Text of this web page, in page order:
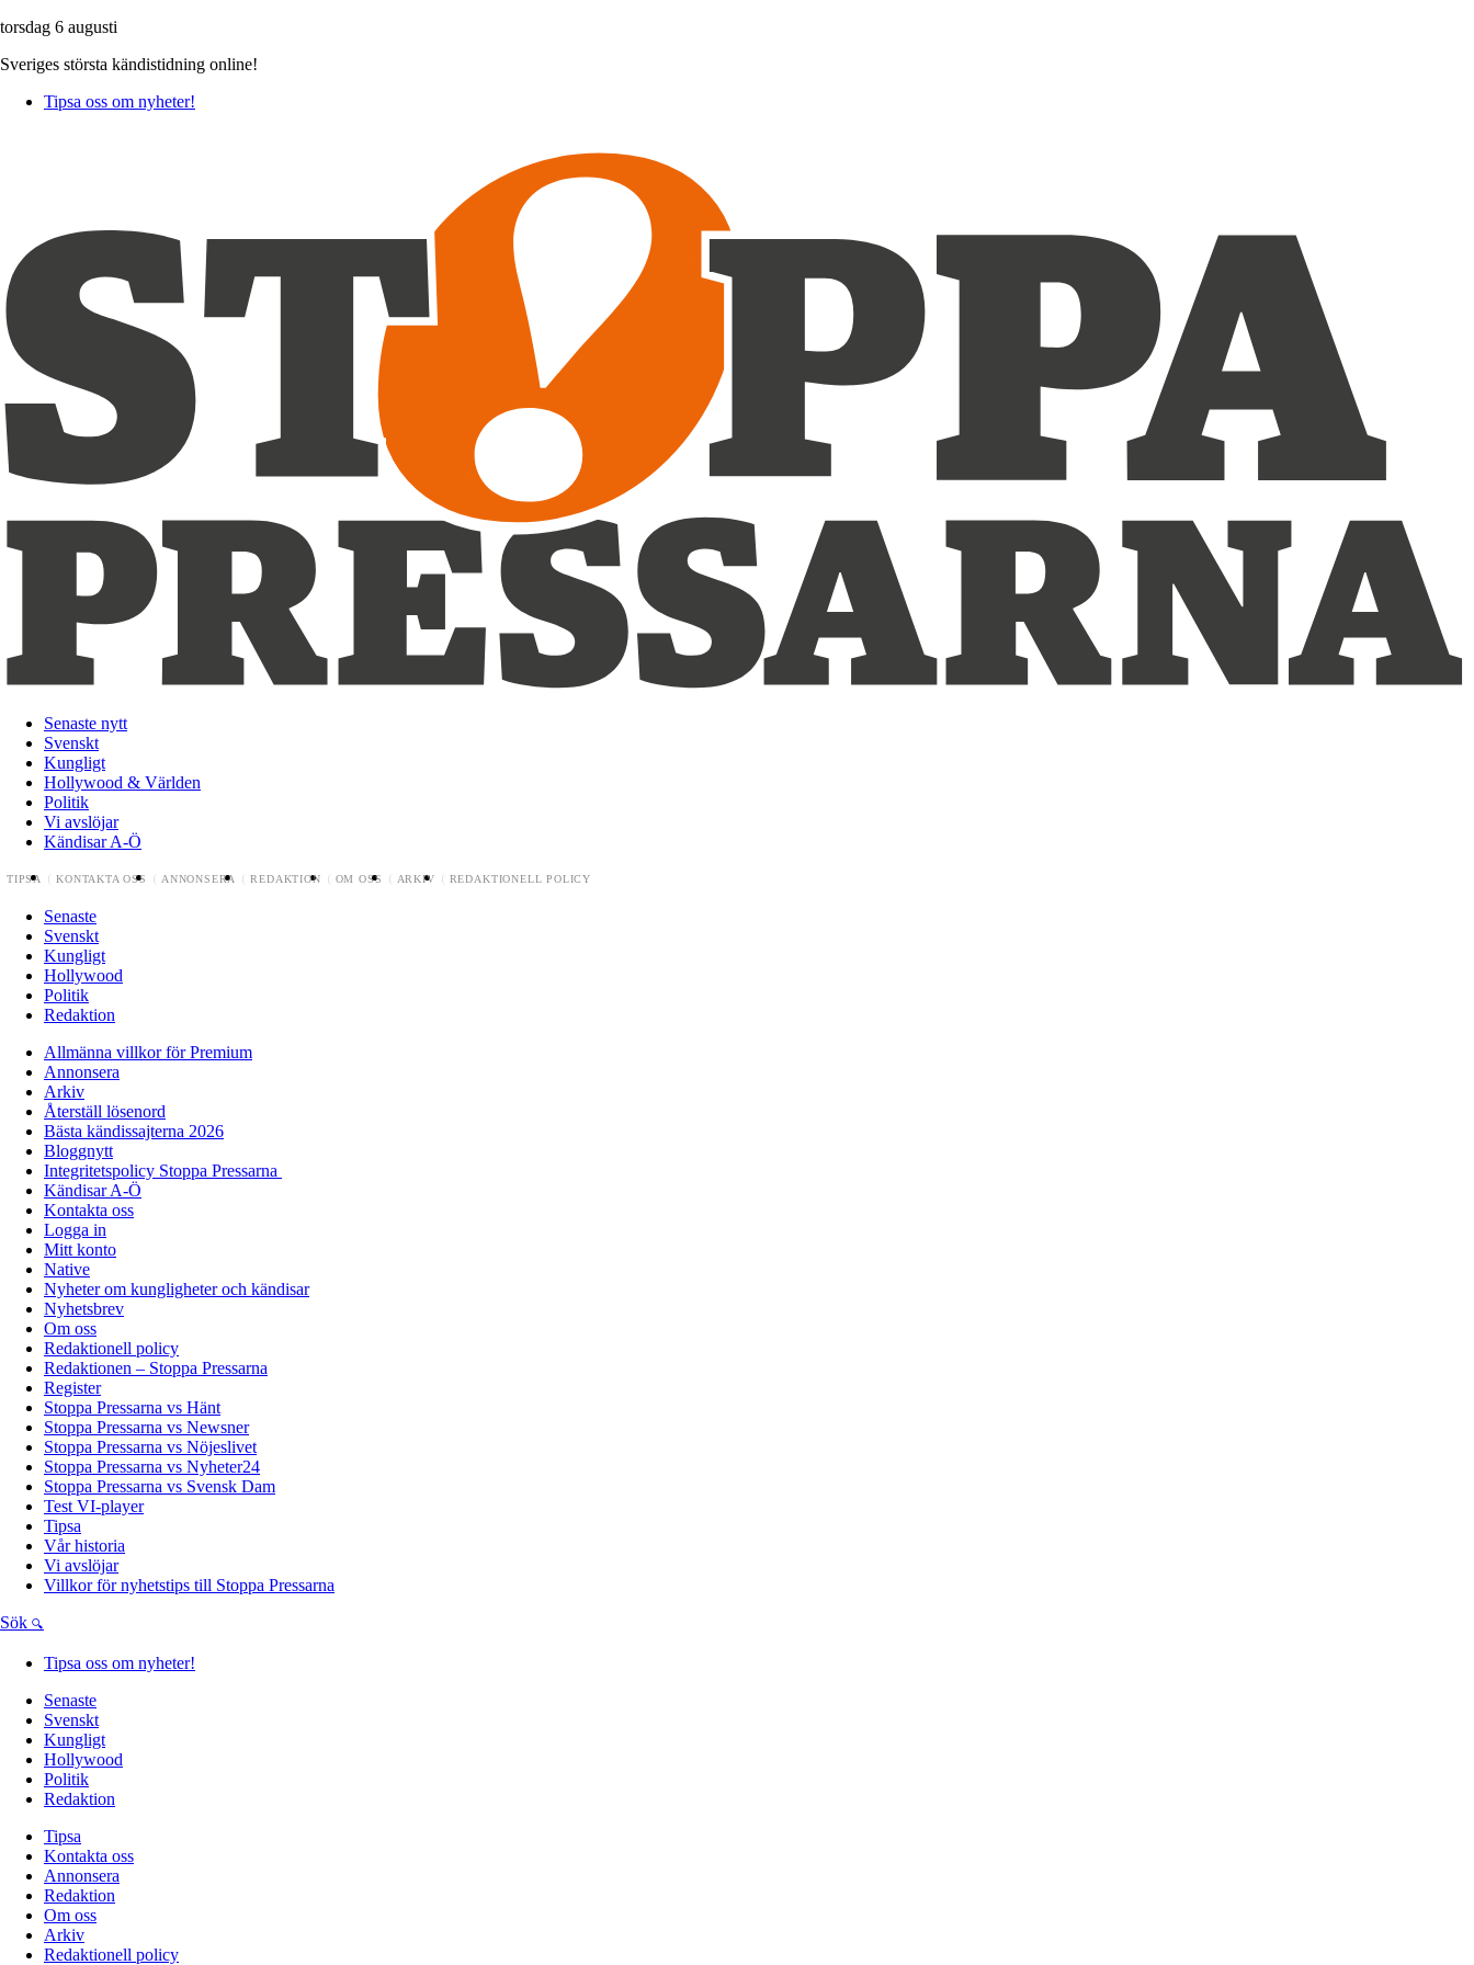
torsdag 6 augusti
Sveriges största kändistidning online!
Tipsa oss om nyheter!
Senaste nytt
Svenskt
Kungligt
Hollywood & Världen
Politik
Vi avslöjar
Kändisar A-Ö
TIPSA KONTAKTA OSS ANNONSERA REDAKTION OM OSS ARKIV REDAKTIONELL POLICY
Senaste
Svenskt
Kungligt
Hollywood
Politik
Redaktion
Allmänna villkor för Premium
Annonsera
Arkiv
Återställ lösenord
Bästa kändissajterna 2026
Bloggnytt
Integritetspolicy Stoppa Pressarna
Kändisar A-Ö
Kontakta oss
Logga in
Mitt konto
Native
Nyheter om kungligheter och kändisar
Nyhetsbrev
Om oss
Redaktionell policy
Redaktionen – Stoppa Pressarna
Register
Stoppa Pressarna vs Hänt
Stoppa Pressarna vs Newsner
Stoppa Pressarna vs Nöjeslivet
Stoppa Pressarna vs Nyheter24
Stoppa Pressarna vs Svensk Dam
Test VI-player
Tipsa
Vår historia
Vi avslöjar
Villkor för nyhetstips till Stoppa Pressarna
Sök
Tipsa oss om nyheter!
Senaste
Svenskt
Kungligt
Hollywood
Politik
Redaktion
Tipsa
Kontakta oss
Annonsera
Redaktion
Om oss
Arkiv
Redaktionell policy